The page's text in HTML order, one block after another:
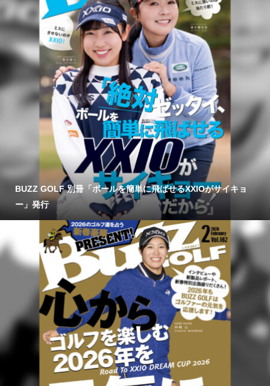
BUZZ GOLF 別冊「ボールを簡単に飛ばせるXXIOがサイキョ
ー」発行